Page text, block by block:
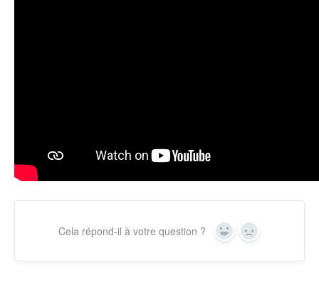
Cela répond-il à votre question ? Yes No